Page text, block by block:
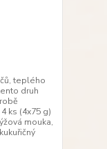
teplého
druh
ks (4x75 g)
mouka,